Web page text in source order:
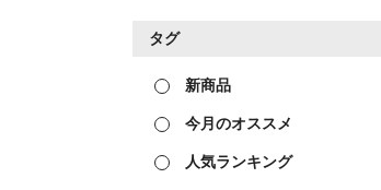
タグ
新商品
今月のオススメ
人気ランキング